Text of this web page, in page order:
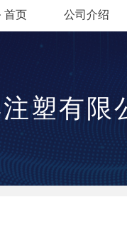
首页 公司介绍
塑有限